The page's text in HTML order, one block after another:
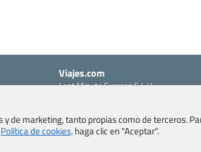
Viajes.com
Last Minute Express S.L.U.
Santa Cruz de Tenerife – España
CIF: B76740091
de marketing, tanto propias como de terceros.
Política de cookies,haga clic en "Aceptar".